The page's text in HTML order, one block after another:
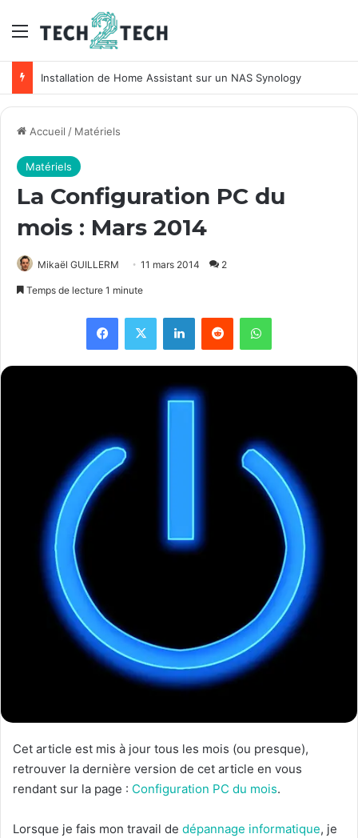
Menu
Installation de Home Assistant sur un NAS Synology
Accueil / Matériels
Matériels
La Configuration PC du
mois : Mars 2014
Mikaël GUILLERM 11 mars 2014 2
Temps de lecture 1 minute
Cet article est mis à jour tous les mois (ou presque),
retrouver la dernière version de cet article en vous
rendant sur la page : Configuration PC du mois.
Lorsque je fais mon travail de dépannage informatique, je